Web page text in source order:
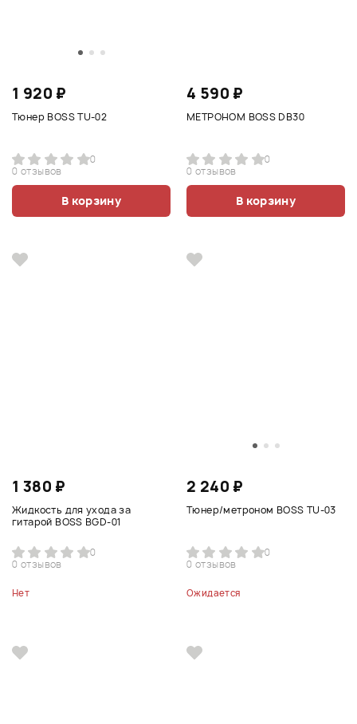
1 920 ₽
Тюнер BOSS TU-02
0
0 отзывов
В корзину
4 590 ₽
МЕТРОНОМ BOSS DB30
0
0 отзывов
В корзину
1 380 ₽
Жидкость для ухода за
гитарой BOSS BGD-01
0
0 отзывов
Нет
2 240 ₽
Тюнер/метроном BOSS TU-03
0
0 отзывов
Ожидается